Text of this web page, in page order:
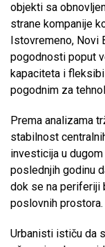
objekti sa
strane kompanije
Istovremeno, Novi
pogodnosti poput
kapaciteta i
pogodnim za
Prema analizama
stabilnost
investicija u
poslednjih godinu
dok se na periferiji
poslovnih prostora.
Urbanisti ističu da